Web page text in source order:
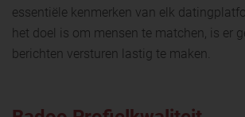
essentiële kenmerken van elk
het doel is om mensen te matchen, is er
berichten versturen lastig te maken.